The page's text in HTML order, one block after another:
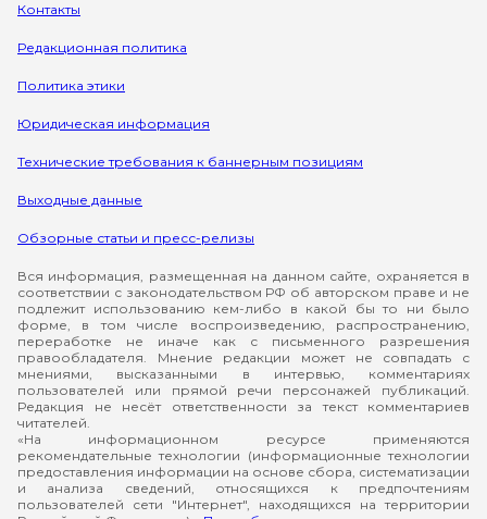
Контакты
Редакционная политика
Политика этики
Юридическая информация
Технические требования к баннерным позициям
Выходные данные
Обзорные статьи и пресс-релизы
Вся информация, размещенная на данном сайте, охраняется в
соответствии с законодательством РФ об авторском праве и не
подлежит использованию кем-либо в какой бы то ни было
форме, в том числе воспроизведению, распространению,
переработке не иначе как с письменного разрешения
правообладателя. Мнение редакции может не совпадать с
мнениями, высказанными в интервью, комментариях
пользователей или прямой речи персонажей публикаций.
Редакция не несёт ответственности за текст комментариев
читателей.
«На информационном ресурсе применяются
рекомендательные технологии (информационные технологии
предоставления информации на основе сбора, систематизации
и анализа сведений, относящихся к предпочтениям
пользователей сети "Интернет", находящихся на территории